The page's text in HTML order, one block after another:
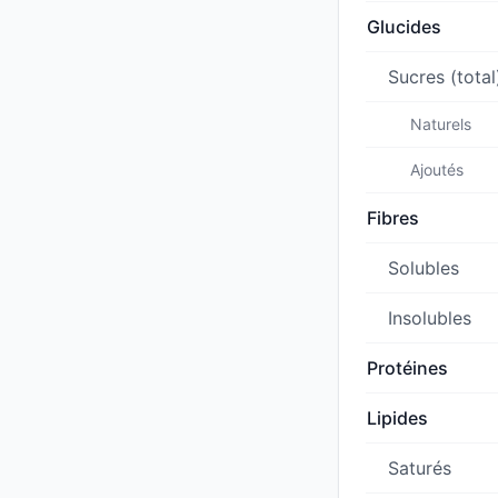
Glucides
Sucres
Naturels
Ajoutés
Fibres
Solubles
Insolubles
Protéines
Lipides
Saturés